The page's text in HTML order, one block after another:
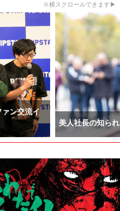
※横スクロールできます▶
ン交流イ
美人社長の知ら